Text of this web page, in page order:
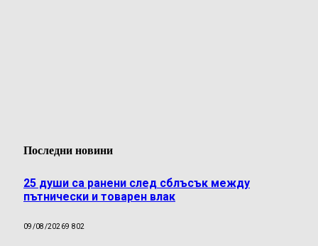
Последни новини
25 души са ранени след сблъсък между
пътнически и товарен влак
09/08/20269 802